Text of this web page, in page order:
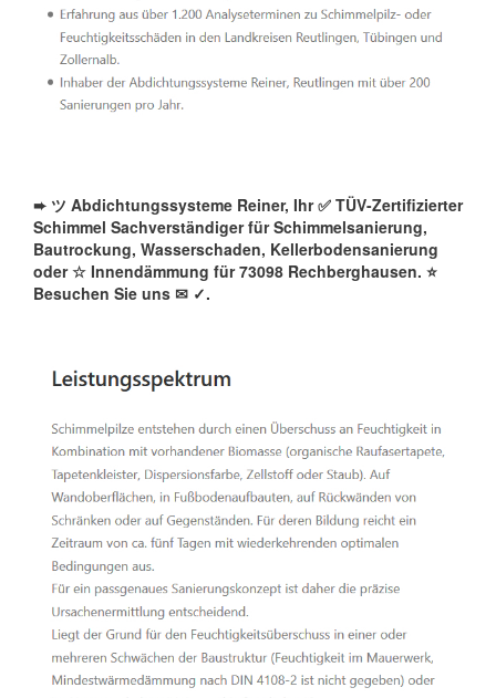
➨ ツ Abdichtungssysteme Reiner, Ihr ✅ TÜV-Zertifizierter
Schimmel Sachverständiger für Schimmelsanierung,
Bautrockung, Wasserschaden, Kellerbodensanierung
oder ☆ Innendämmung für 73098 Rechberghausen. ⭐
Besuchen Sie uns ✉ ✓️.